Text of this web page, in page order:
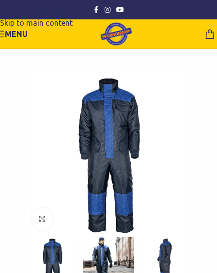
Skip to main content
MENU
Click to enlarge